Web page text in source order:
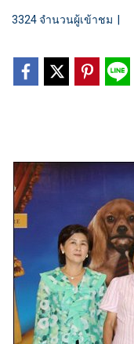
3324 จำนวนผู้เข้าชม